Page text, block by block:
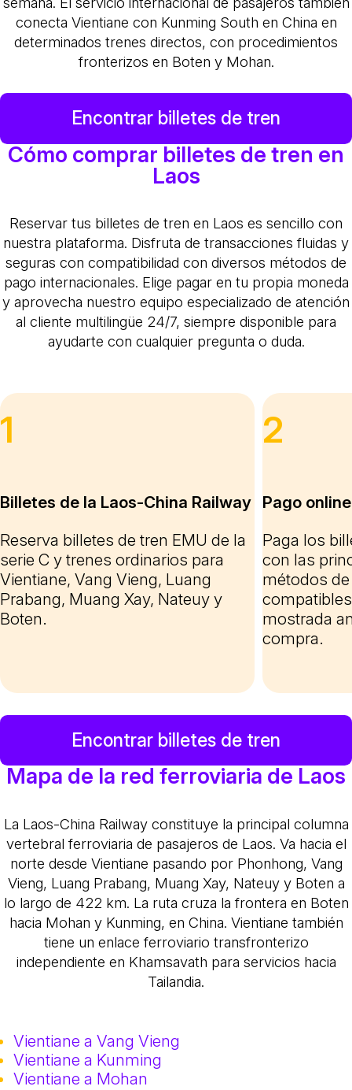
conecta Vientiane con Kunming South en China en
determinados trenes directos, con procedimientos
fronterizos en Boten y Mohan.
Encontrar billetes de tren
Cómo comprar billetes de tren en
Laos
Reservar tus billetes de tren en Laos es sencillo con
nuestra plataforma. Disfruta de transacciones fluidas y
seguras con compatibilidad con diversos métodos de
pago internacionales. Elige pagar en tu propia moneda
y aprovecha nuestro equipo especializado de atención
al cliente multilingüe 24/7, siempre disponible para
ayudarte con cualquier pregunta o duda.
1
Billetes de la Laos-China Railway
Reserva billetes de tren EMU de la
serie C y trenes ordinarios para
Vientiane, Vang Vieng, Luang
Prabang, Muang Xay, Nateuy y
Boten.
2
Pago
Paga los
con las
métodos
mostrada
compra.
Encontrar billetes de tren
Mapa de la red ferroviaria de Laos
La Laos-China Railway constituye la principal columna
vertebral ferroviaria de pasajeros de Laos. Va hacia el
norte desde Vientiane pasando por Phonhong, Vang
Vieng, Luang Prabang, Muang Xay, Nateuy y Boten a
lo largo de 422 km. La ruta cruza la frontera en Boten
hacia Mohan y Kunming, en China. Vientiane también
tiene un enlace ferroviario transfronterizo
independiente en Khamsavath para servicios hacia
Tailandia.
Vientiane a Vang Vieng
Vientiane a Kunming
Vientiane a Mohan